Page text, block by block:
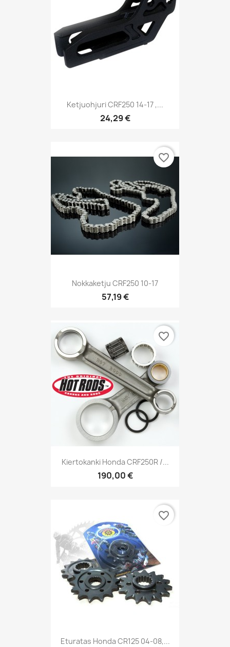
Ketjuohjuri CRF250 14-17 ,...
24,29 €
Nokkaketju CRF250 10-17
57,19 €
favorite_border
Kiertokanki Honda CRF250R /...
190,00 €
favorite_border
Eturatas Honda CR125 04-08,...
favorite_border